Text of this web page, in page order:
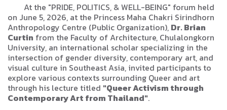
At the "PRIDE, POLITICS, & WELL-BEING" forum held
on June 5, 2026, at the Princess Maha Chakri Sirindhorn
Anthropology Centre (Public Organization), Dr. Brian
Curtin from the Faculty of Architecture, Chulalongkorn
University, an international scholar specializing in the
intersection of gender diversity, contemporary art, and
visual culture in Southeast Asia, invited participants to
explore various contexts surrounding Queer and art
through his lecture titled "Queer Activism through
Contemporary Art from Thailand".